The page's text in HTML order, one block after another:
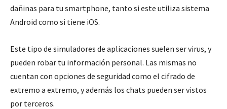
dañinas para tu smartphone, tanto si este utiliza sistema
Android como si tiene iOS.
Este tipo de simuladores de aplicaciones suelen ser virus, y
pueden robar tu información personal. Las mismas no
cuentan con opciones de seguridad como el cifrado de
extremo a extremo, y además los chats pueden ser vistos
por terceros.